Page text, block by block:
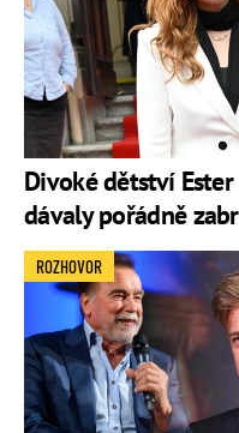
Divoké dětství
dávaly pořádně
ROZHOVOR